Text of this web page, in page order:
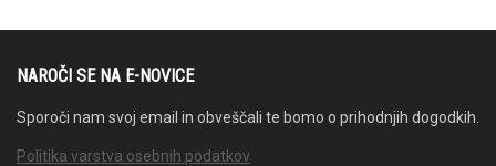
NAROČI SE NA E-NOVICE
Sporoči nam svoj email in obveščali te bomo o prihodnjih dogodkih.
Politika varstva osebnih podatkov